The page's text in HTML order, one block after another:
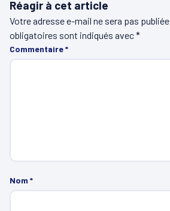
Réagir à cet article
Votre adresse e-mail ne sera pas publiée.
obligatoires sont indiqués avec*
Commentaire*
Nom *